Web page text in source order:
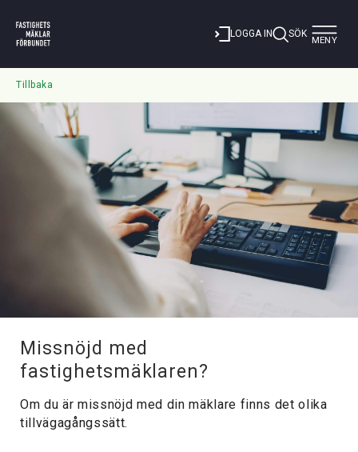
LOGGA IN SÖK Toggle
MENY
Tillbaka
Missnöjd med
fastighetsmäklaren?
Om du är missnöjd med din mäklare finns det olika
tillvägagångssätt.